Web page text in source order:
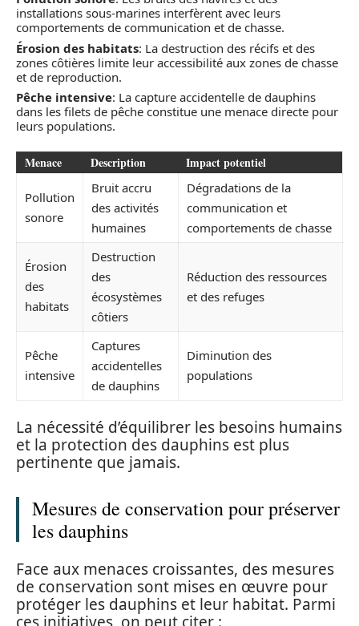
installations sous-marines interfèrent avec leurs
comportements de communication et de chasse.
Érosion des habitats: La destruction des récifs et des
zones côtières limite leur accessibilité aux zones de chasse
et de reproduction.
Pêche intensive: La capture accidentelle de dauphins
dans les filets de pêche constitue une menace directe pour
leurs populations.
Menace Description Impact potentiel
Pollution
sonore
Bruit accru
des activités
humaines
Dégradations de la
communication et
comportements de chasse
Érosion
des
habitats
Destruction
des
écosystèmes
côtiers
Réduction des ressources
et des refuges
Pêche
intensive
Captures
accidentelles
de dauphins
Diminution des
populations
La nécessité d’équilibrer les besoins humains
et la protection des dauphins est plus
pertinente que jamais.
Mesures de conservation pour préserver
les dauphins
Face aux menaces croissantes, des mesures
de conservation sont mises en œuvre pour
protéger les dauphins et leur habitat. Parmi